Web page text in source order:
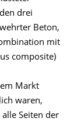
drei
Beton,
mit
composite)
Markt
waren,
Seiten der